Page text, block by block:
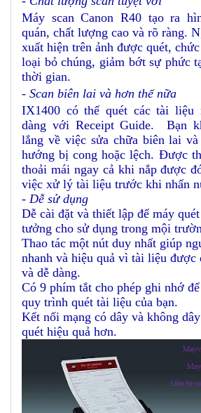
Máy scan Canon R40 tạo ra
quán, chất lượng cao và rõ ràng.
xuất hiện trên ảnh được quét,
loại bỏ chúng, giảm bớt sự phức
thời gian.
- Scan biên lai và hơn thế nữa
IX1400 có thể quét các tài liệu
dàng với Receipt Guide. Bạn
lắng về việc sửa chữa biên lai
hướng bị cong hoặc lệch. Được
thoải mái ngay cả khi nắp được
việc xử lý tài liệu trước khi nhấn
- Dễ sử dụng
Dễ cài đặt và thiết lập để máy
tưởng cho sử dụng trong mội
Thao tác một nút duy nhất giúp
nhanh và hiệu quả vì tài liệu được
và dễ dàng.
Có 9 phím tắt cho phép ghi nhớ
quy trình quét tài liệu của bạn.
Kết nối mạng có dây và không
quét hiệu quả hơn.